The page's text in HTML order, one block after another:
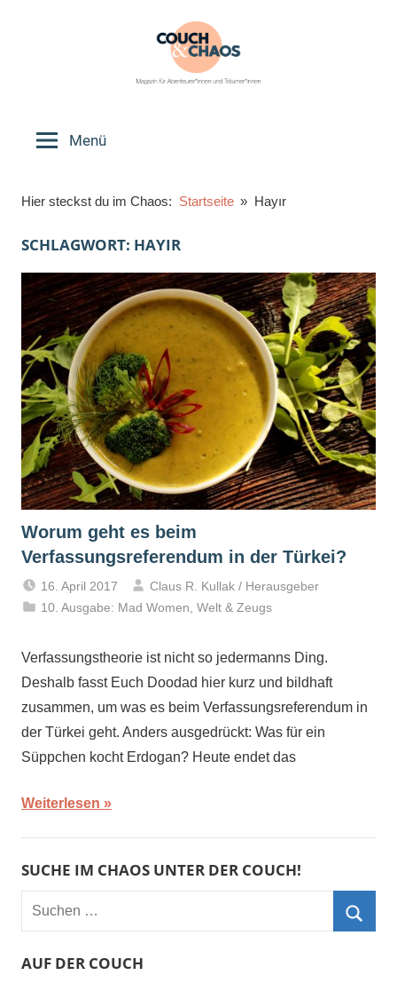
Chaos
Menü
Hier steckst du im Chaos: Startseite Hayır
SCHLAGWORT: HAYIR
Worum geht es beim
Verfassungsreferendum in der Türkei?
16. April 2017
Claus R. Kullak / Herausgeber
10. Ausgabe: Mad Women ,Welt & Zeugs
Verfassungstheorie ist nicht so jedermanns Ding.
Deshalb fasst Euch Doodad hier kurz und bildhaft
zusammen, um was es beim Verfassungsreferendum in
der Türkei geht. Anders ausgedrückt: Was für ein
Süppchen kocht Erdogan? Heute endet das
Weiterlesen
SUCHE IM CHAOS UNTER DER COUCH!
Suchen
AUF DER COUCH